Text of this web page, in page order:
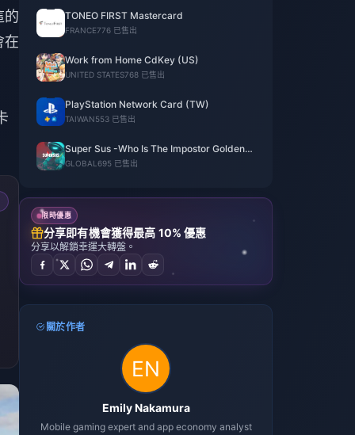
的
在
TONEO FIRST Mastercard
FRANCE776 已售出
Work from Home CdKey (US)
UNITED STATES768 已售出
PlayStation Network Card (TW)
TAIWAN553 已售出
Super Sus -Who Is The Impostor Golden
Star
GLOBAL 695 已售出
限時優惠
分享即有機會獲得最高 10% 優惠
分享以解鎖幸運大轉盤。
關於作者
Emily Nakamura
Mobile gaming expert and app economy analyst